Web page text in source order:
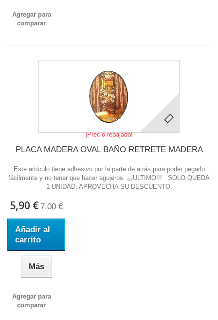
Agregar para
comparar
¡Precio rebajado!
PLACA MADERA OVAL BAÑO RETRETE MADERA
Este artículo tiene adhesivo por la parte de atrás para poder pegarlo
fácilmente y no tener que hacer agujeros. ¡¡¡ULTIMO!!! SOLO QUEDA
1 UNIDAD. APROVECHA SU DESCUENTO.
5,90 € 7,00 €
Añadir al
carrito
Más
Agregar para
comparar